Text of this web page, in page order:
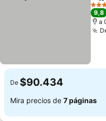
4
9,8
a
De $90.434
Mira precios de 7 páginas